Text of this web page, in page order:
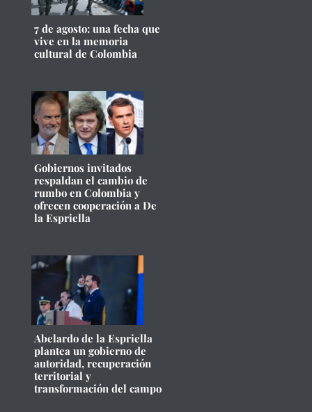
7 de agosto: una fecha que
vive en la memoria
cultural de Colombia
Gobiernos invitados
respaldan el cambio de
rumbo en Colombia y
ofrecen cooperación a De
la Espriella
Abelardo de la Espriella
plantea un gobierno de
autoridad, recuperación
territorial y
transformación del campo